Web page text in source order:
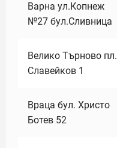
Варна ул.Копнеж
№27 бул.Сливница
Велико Търново пл.
Славейков 1
Враца бул. Христо
Ботев 52